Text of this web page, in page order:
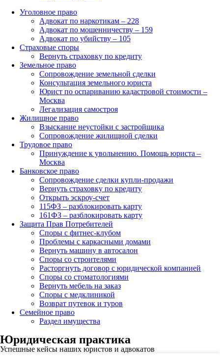
Уголовное право
Адвокат по наркотикам – 228
Адвокат по мошенничеству – 159
Адвокат по убийству – 105
Страховые споры
Вернуть страховку по кредиту
Земельное право
Сопровождение земельной сделки
Консультация земельного юриста
Юрист по оспариванию кадастровой стоимости –
Москва
Легализация самостроя
Жилищное право
Взыскание неустойки с застройщика
Сопровождение жилищной сделки
Трудовое право
Принуждение к увольнению. Помощь юриста –
Москва
Банковское право
Сопровождение сделки купли-продажи
Вернуть страховку по кредиту
Открыть эскроу-счет
115ФЗ – разблокировать карту
161ФЗ – разблокировать карту
Защита Прав Потребителей
Споры с фитнес-клубом
Проблемы с каркасными домами
Вернуть машину в автосалон
Споры со строителями
Расторгнуть договор с юридической компанией
Споры со стоматологиями
Вернуть мебель на заказ
Споры с медклиникой
Возврат путевок и туров
Семейное право
Раздел имущества
Юридическая практика
Успешные кейсы наших юристов и адвокатов